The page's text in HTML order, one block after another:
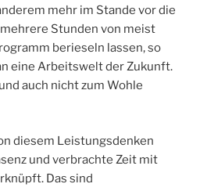
mehr im Stande vor die
Stunden von meist
berieseln lassen, so
eine Arbeitswelt der Zukunft.
auch nicht zum Wohle
diesem Leistungsdenken
und verbrachte Zeit mit
Das sind